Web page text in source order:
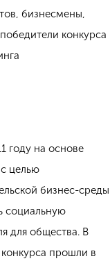
бизнесмены,
конкурса
году на основе
целью
бизнес-среды
социальную
для общества. В
конкурса прошли в